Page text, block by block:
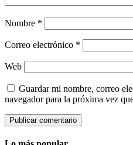
Nombre *
Correo electrónico *
Web
Guardar mi nombre, correo
navegador para la próxima vez